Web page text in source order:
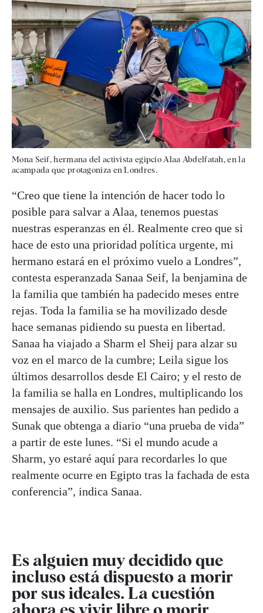
Mona Seif, hermana del activista egipcio Alaa Abdelfatah, en la
acampada que protagoniza en Londres.
“Creo que tiene la intención de hacer todo lo
posible para salvar a Alaa, tenemos puestas
nuestras esperanzas en él. Realmente creo que si
hace de esto una prioridad política urgente, mi
hermano estará en el próximo vuelo a Londres”,
contesta esperanzada Sanaa Seif, la benjamina de
la familia que también ha padecido meses entre
rejas. Toda la familia se ha movilizado desde
hace semanas pidiendo su puesta en libertad.
Sanaa ha viajado a Sharm el Sheij para alzar su
voz en el marco de la cumbre; Leila sigue los
últimos desarrollos desde El Cairo; y el resto de
la familia se halla en Londres, multiplicando los
mensajes de auxilio. Sus parientes han pedido a
Sunak que obtenga a diario “una prueba de vida”
a partir de este lunes. “Si el mundo acude a
Sharm, yo estaré aquí para recordarles lo que
realmente ocurre en Egipto tras la fachada de esta
conferencia”, indica Sanaa.
Es alguien muy decidido que
incluso está dispuesto a morir
por sus ideales. La cuestión